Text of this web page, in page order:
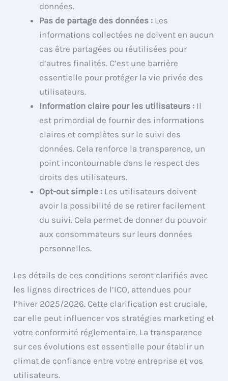
données.
Pas de partage des données : Les
informations collectées ne doivent en aucun
cas être partagées ou réutilisées pour
d’autres finalités. C’est une barrière
essentielle pour protéger la vie privée des
utilisateurs.
Information claire pour les utilisateurs : Il
est primordial de fournir des informations
claires et complètes sur le suivi des
données. Cela renforce la transparence, un
point incontournable dans le respect des
droits des utilisateurs.
Opt-out simple : Les utilisateurs doivent
avoir la possibilité de se retirer facilement
du suivi. Cela permet de donner du pouvoir
aux consommateurs sur leurs données
personnelles.
Les détails de ces conditions seront clarifiés avec
les lignes directrices de l’ICO, attendues pour
l’hiver 2025/2026. Cette clarification est cruciale,
car elle peut influencer vos stratégies marketing et
votre conformité réglementaire. La transparence
sur ces évolutions est essentielle pour établir un
climat de confiance entre votre entreprise et vos
utilisateurs.